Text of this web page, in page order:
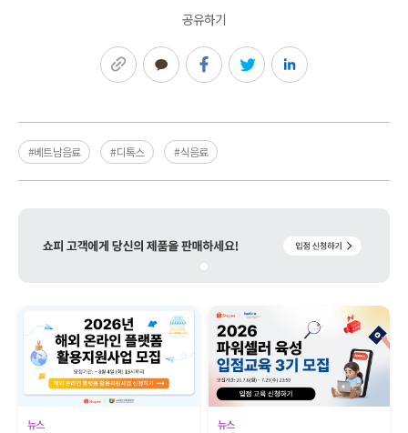
공유하기
링크복사카카오톡페이스북트위터링크드인
#베트남음료 #디톡스 #식음료
뉴스 뉴스